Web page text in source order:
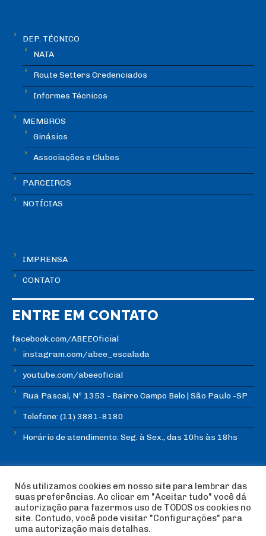
DEP. TÉCNICO
NATA
Route Setters Credenciados
Informes Técnicos
MEMBROS
Ginásios
Associações e Clubes
PARCEIROS
NOTÍCIAS
IMPRENSA
CONTATO
ENTRE EM CONTATO
facebook.com/ABEEOficial
instagram.com/abee_escalada
youtube.com/abeeoficial
Rua Pascal, Nº 1353 - Bairro Campo Belo | São Paulo -SP
Telefone: (11) 3881-8180
Horário de atendimento: Seg. à Sex., das 10hs às 18hs
© Copyright ABEE | Associação Brasileira de Escalada
Esportiva 2018 | Design:
Imagética Design
Nós utilizamos cookies em nosso site para lembrar das
suas preferências. Ao clicar em "Aceitar tudo" você dá
autorização para fazermos uso de TODOS os cookies no
site. Contudo, você pode visitar "Configurações" para
uma autorização mais detalhas.